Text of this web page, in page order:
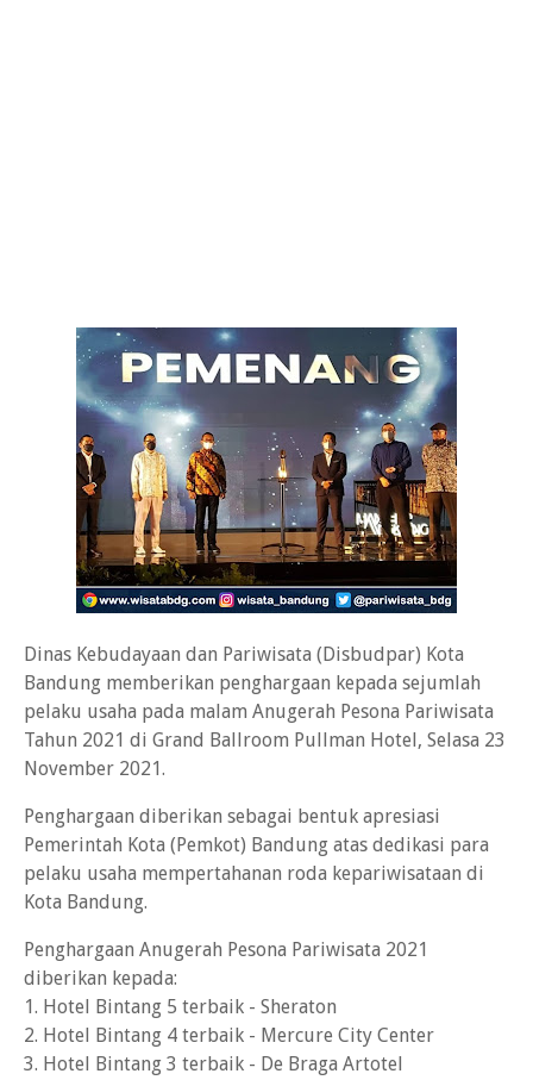
Dinas Kebudayaan dan Pariwisata (Disbudpar) Kota
Bandung memberikan penghargaan kepada sejumlah
pelaku usaha pada malam Anugerah Pesona Pariwisata
Tahun 2021 di Grand Ballroom Pullman Hotel, Selasa 23
November 2021.
Penghargaan diberikan sebagai bentuk apresiasi
Pemerintah Kota (Pemkot) Bandung atas dedikasi para
pelaku usaha mempertahanan roda kepariwisataan di
Kota Bandung.
Penghargaan Anugerah Pesona Pariwisata 2021
diberikan kepada:
1. Hotel Bintang 5 terbaik - Sheraton
2. Hotel Bintang 4 terbaik - Mercure City Center
3. Hotel Bintang 3 terbaik - De Braga Artotel